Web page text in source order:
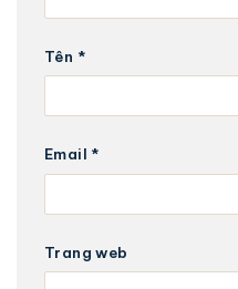
Tên *
Email *
Trang web